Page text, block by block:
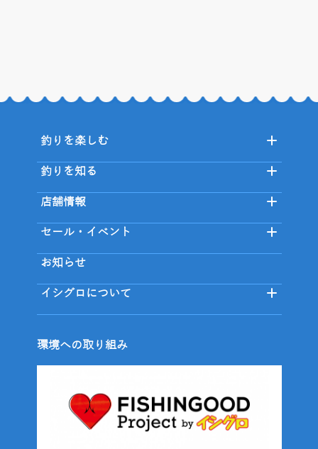
釣りを楽しむ
釣りを知る
店舗情報
セール・イベント
お知らせ
イシグロについて
環境への取り組み